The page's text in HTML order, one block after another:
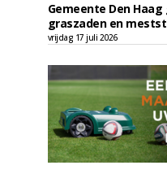
Gemeente Den
graszaden en
vrijdag 17 juli 2026